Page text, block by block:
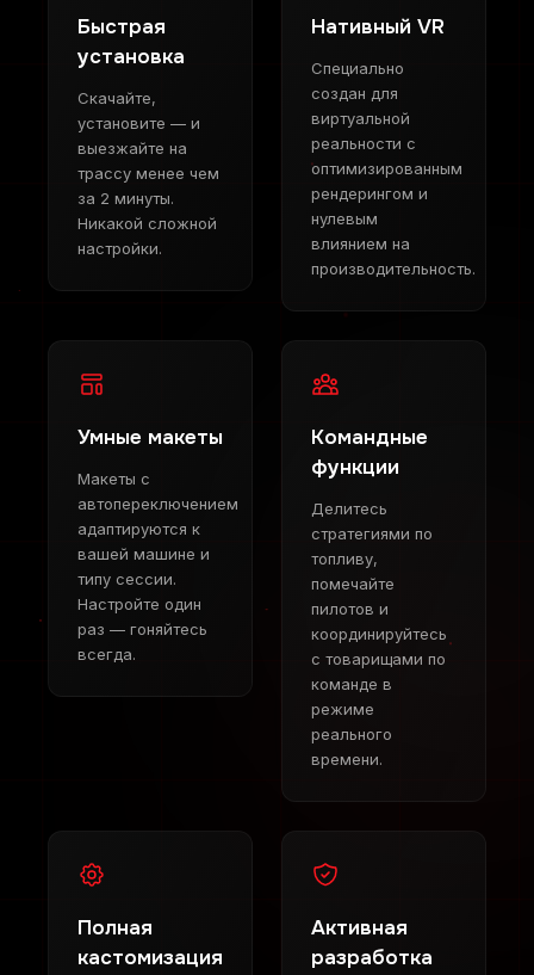
Быстрая
установка
Скачайте,
установите — и
выезжайте на
трассу менее чем
за 2 минуты.
Никакой сложной
настройки.
Нативный VR
Специально
создан для
виртуальной
реальности с
оптимизированным
рендерингом и
нулевым
влиянием на
производительность.
Умные макеты
Макеты с
автопереключением
адаптируются к
вашей машине и
типу сессии.
Настройте один
раз — гоняйтесь
всегда.
Командные
функции
Делитесь
стратегиями по
топливу,
помечайте
пилотов и
координируйтесь
с товарищами по
команде в
режиме
реального
времени.
Полная
кастомизация
Активная
разработка